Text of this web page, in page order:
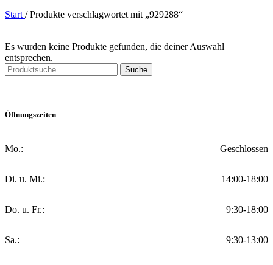
Start / Produkte verschlagwortet mit „929288“
Es wurden keine Produkte gefunden, die deiner Auswahl
entsprechen.
Suche
Öffnungszeiten
Mo.: Geschlossen
Di. u. Mi.: 14:00-18:00
Do. u. Fr.: 9:30-18:00
Sa.: 9:30-13:00